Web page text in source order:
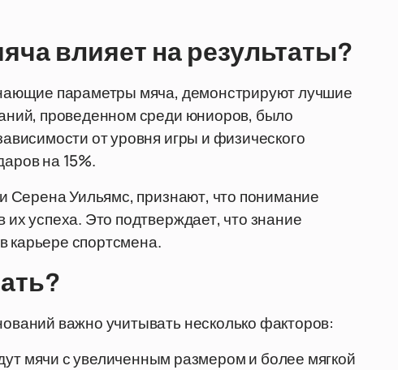
влияет на результаты?
параметры мяча, демонстрируют лучшие
проведенном среди юниоров, было
от уровня игры и физического
на 15%.
Серена Уильямс, признают, что понимание
успеха. Это подтверждает, что знание
спортсмена.
важно учитывать несколько факторов:
мячи с увеличенным размером и более мягкой